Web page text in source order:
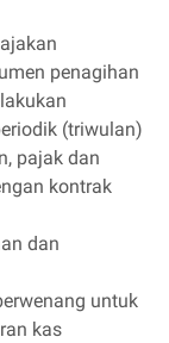
penagihan
(triwulan)
pajak dan
kontrak
dan
untuk
kas